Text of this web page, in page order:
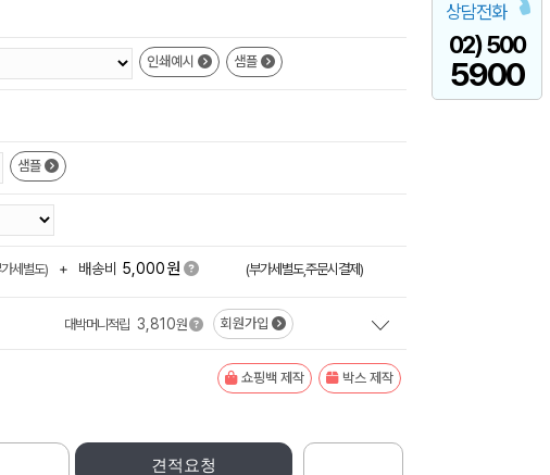
상담전화
02) 500
5900
인쇄예시 샘플
샘플
세별도) + 배송비 5,000원 (부가세별도,주문시결제)
대박머니적립 3,810원 회원가입
쇼핑백 제작 박스 제작
견적요청